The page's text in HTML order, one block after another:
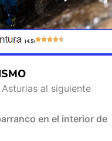
(4.5)
al siguiente
en el interior de